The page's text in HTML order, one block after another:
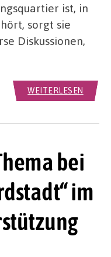
ist, in
sorgt sie
Diskussionen,
WEITERLESEN
bei
im